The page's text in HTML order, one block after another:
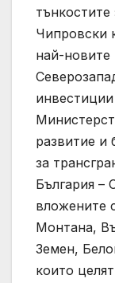
тънкостите
Чипровски
най-новите
развитие и
за
България –
вложените
Монтана,
Земен,
които